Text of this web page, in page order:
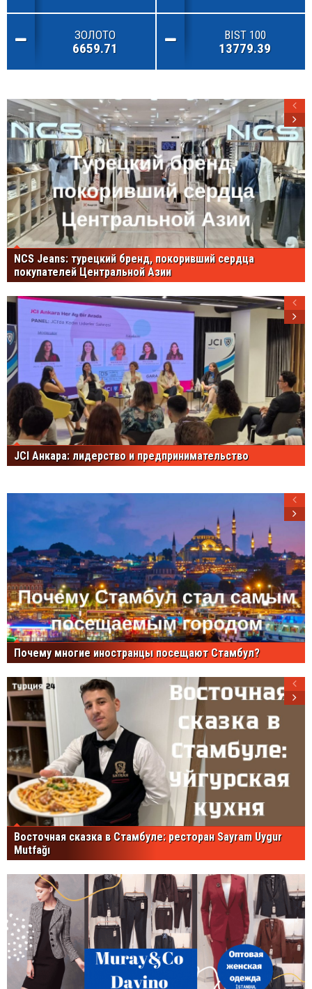
ЗОЛОТО
6659.71
BIST 100
13779.39
NCS Jeans: турецкий бренд, покоривший сердца
покупателей Центральной Азии
JCI Анкара: лидерство и предпринимательство
Почему многие иностранцы посещают Стамбул?
Восточная сказка в Стамбуле: ресторан Sayram Uygur
Mutfağı